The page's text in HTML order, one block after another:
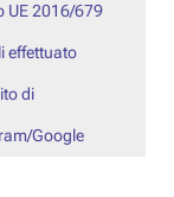
UE 2016/679
effettuato
di
Google